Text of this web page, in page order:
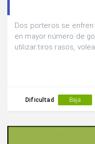
Dos porteros se
en mayor número de
utilizar:tiros rasos,
Dificultad Baja